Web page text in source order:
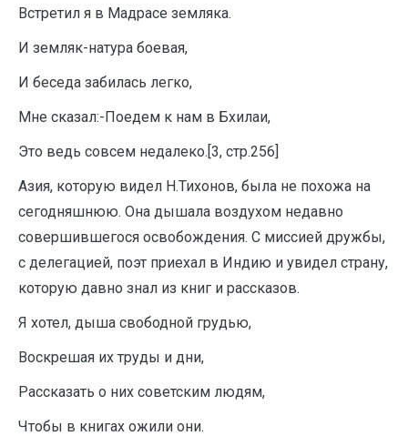
Встретил я в Мадрасе земляка.
И земляк-натура боевая,
И беседа забилась легко,
Мне сказал:-Поедем к нам в Бхилаи,
Это ведь совсем недалеко.[3, стр.256]
Азия, которую видел Н.Тихонов, была не похожа на
сегодняшнюю. Она дышала воздухом недавно
совершившегося освобождения. С миссией дружбы,
с делегацией, поэт приехал в Индию и увидел страну,
которую давно знал из книг и рассказов.
Я хотел, дыша свободной грудью,
Воскрешая их труды и дни,
Рассказать о них советским людям,
Чтобы в книгах ожили они.